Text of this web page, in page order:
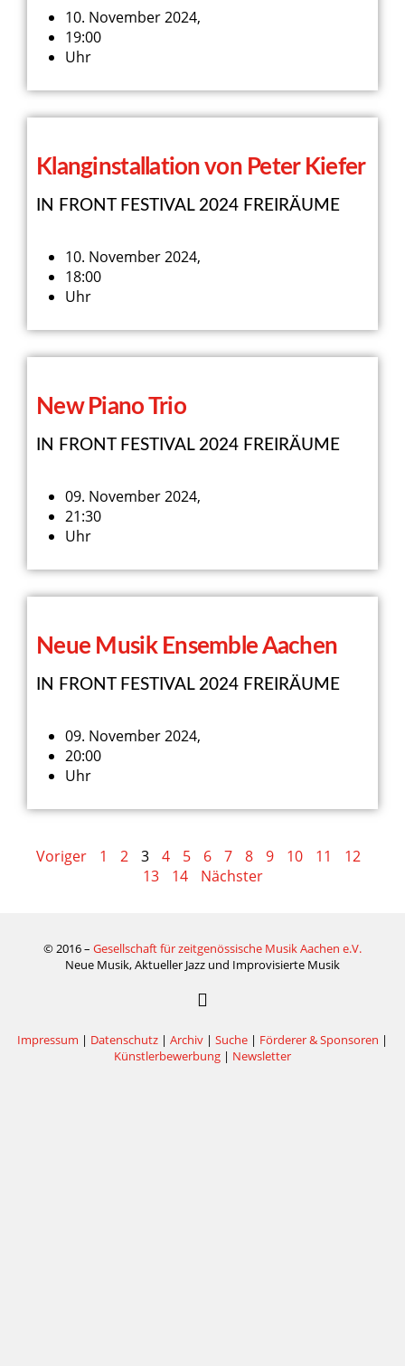
10. November 2024,
19:00
Uhr
Klanginstallation von Peter Kiefer
IN FRONT FESTIVAL 2024 FREIRÄUME
10. November 2024,
18:00
Uhr
New Piano Trio
IN FRONT FESTIVAL 2024 FREIRÄUME
09. November 2024,
21:30
Uhr
Neue Musik Ensemble Aachen
IN FRONT FESTIVAL 2024 FREIRÄUME
09. November 2024,
20:00
Uhr
Voriger 1 2 3 4 5 6 7 8 9 10 11
12
13
14 Nächster
© 2016 – Gesellschaft für zeitgenössische Musik Aachen e.V.
Neue Musik, Aktueller Jazz und Improvisierte Musik
Impressum | Datenschutz | Archiv | Suche | Förderer & Sponsoren |
Künstlerbewerbung | Newsletter